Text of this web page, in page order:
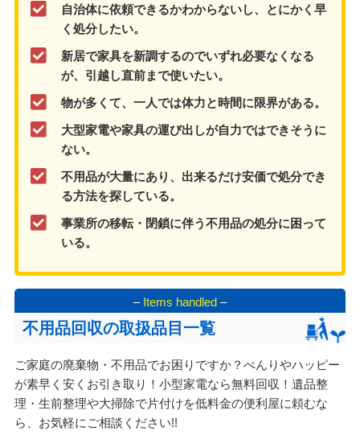
自治体に依頼できるかわからないし、とにかく早
く処分したい。
新居で家具を新調するのでいずれ必要なくなる
が、引越し直前まで使いたい。
物が多くて、一人では体力と時間に限界がある。
大型家電や家具の運び出しが自力ではできそうに
ない。
不用品が大量にあり、出来るだけ安価で処分でき
る方法を探している。
事業所の移転・閉鎖に伴う不用品の処分に困って
いる。
– Items handled –
不用品回収の取扱品目一覧
ご家庭の廃棄物・不用品でお困りですか？べんりやハッピー
が素早く安くお引き取り！小型家電なら無料回収！遺品整
理・生前整理や大掃除で片付けを低料金の便利屋に頼むな
ら、お気軽にご相談ください!!